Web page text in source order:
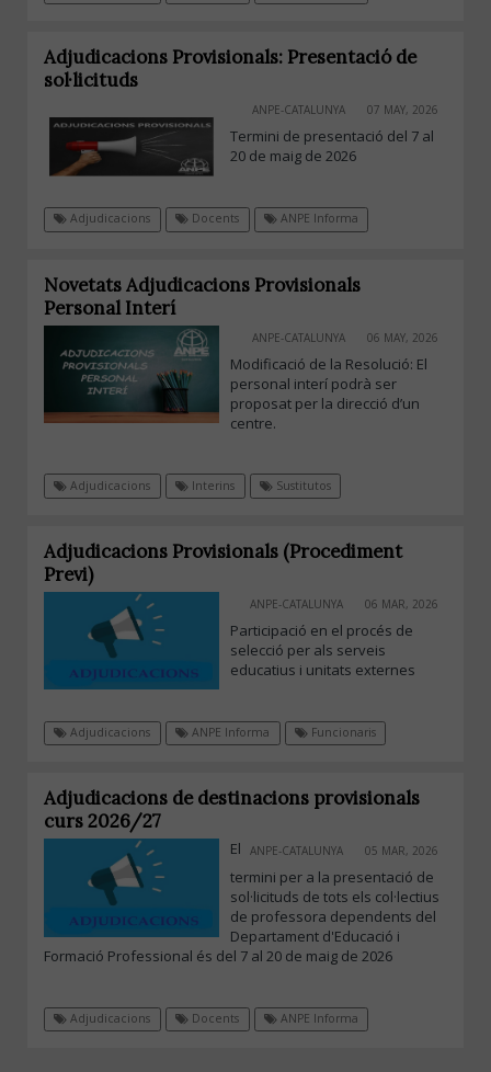
Adjudicacions Provisionals: Presentació de
sol·licituds
ANPE-CATALUNYA 07 MAY, 2026
Termini de presentació del 7 al
20 de maig de 2026
Adjudicacions Docents ANPE Informa
Novetats Adjudicacions Provisionals
Personal Interí
ANPE-CATALUNYA 06 MAY, 2026
Modificació de la Resolució: El
personal interí podrà ser
proposat per la direcció d’un
centre.
Adjudicacions Interins Sustitutos
Adjudicacions Provisionals (Procediment
Previ)
ANPE-CATALUNYA 06 MAR, 2026
Participació en el procés de
selecció per als serveis
educatius i unitats externes
Adjudicacions ANPE Informa Funcionaris
Adjudicacions de destinacions provisionals
curs 2026/27
ANPE-CATALUNYA 05 MAR, 2026
El
termini per a la presentació de
sol·licituds de tots els col·lectius
de professora dependents del
Departament d'Educació i
Formació Professional és del 7 al 20 de maig de 2026
Adjudicacions Docents ANPE Informa